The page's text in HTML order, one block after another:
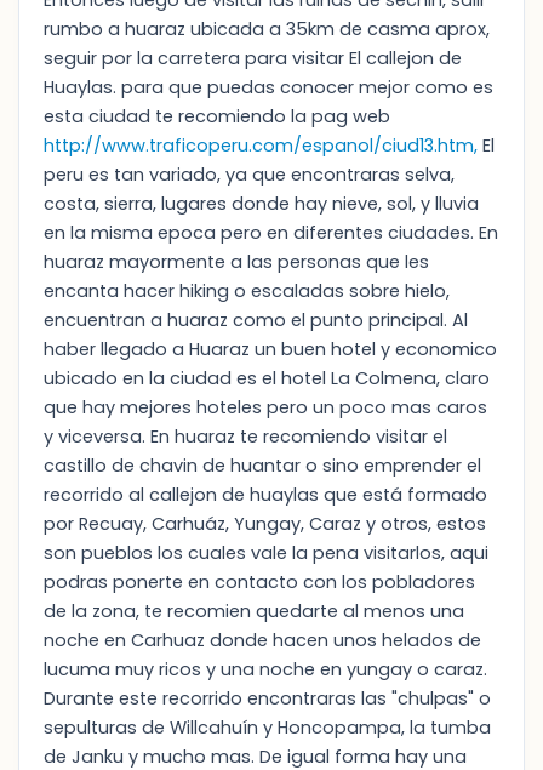
rumbo a huaraz ubicada a 35km de casma aprox,
seguir por la carretera para visitar El callejon de
Huaylas. para que puedas conocer mejor como es
esta ciudad te recomiendo la pag web
http://www.traficoperu.com/espanol/ciud13.htm, El
peru es tan variado, ya que encontraras selva,
costa, sierra, lugares donde hay nieve, sol, y lluvia
en la misma epoca pero en diferentes ciudades. En
huaraz mayormente a las personas que les
encanta hacer hiking o escaladas sobre hielo,
encuentran a huaraz como el punto principal. Al
haber llegado a Huaraz un buen hotel y economico
ubicado en la ciudad es el hotel La Colmena, claro
que hay mejores hoteles pero un poco mas caros
y viceversa. En huaraz te recomiendo visitar el
castillo de chavin de huantar o sino emprender el
recorrido al callejon de huaylas que está formado
por Recuay, Carhuáz, Yungay, Caraz y otros, estos
son pueblos los cuales vale la pena visitarlos, aqui
podras ponerte en contacto con los pobladores
de la zona, te recomien quedarte al menos una
noche en Carhuaz donde hacen unos helados de
lucuma muy ricos y una noche en yungay o caraz.
Durante este recorrido encontraras las "chulpas" o
sepulturas de Willcahuín y Honcopampa, la tumba
de Janku y mucho mas. De igual forma hay una